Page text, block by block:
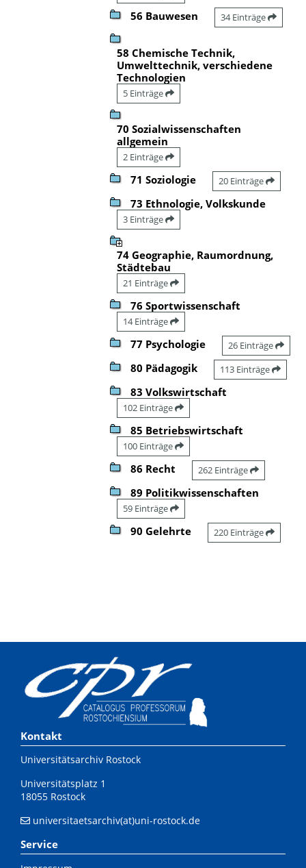
56 Bauwesen 34 Einträge
58 Chemische Technik,
Umwelttechnik, verschiedene
Technologien
5 Einträge
70 Sozialwissenschaften
allgemein
2 Einträge
71 Soziologie 20 Einträge
73 Ethnologie, Volkskunde
3 Einträge
74 Geographie, Raumordnung,
Städtebau
21 Einträge
76 Sportwissenschaft
14 Einträge
77 Psychologie 26 Einträge
80 Pädagogik 113 Einträge
83 Volkswirtschaft
102 Einträge
85 Betriebswirtschaft
100 Einträge
86 Recht 262 Einträge
89 Politikwissenschaften
59 Einträge
90 Gelehrte 220 Einträge
Kontakt
Universitätsarchiv Rostock
Universitätsplatz 1
18055 Rostock
universitaetsarchiv(at)uni-rostock.de
Service